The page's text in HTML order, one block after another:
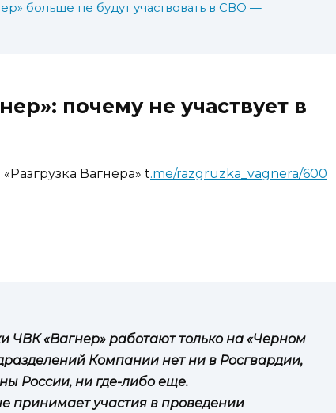
больше не будут участвовать в СВО —
почему не участвует в
Вагнера» t.me/razgruzka_vagnera/600
ЧВК «Вагнер» работают только на «Черном
Компании нет ни в Росгвардии,
России, ни где-либо еще.
принимает участия в проведении